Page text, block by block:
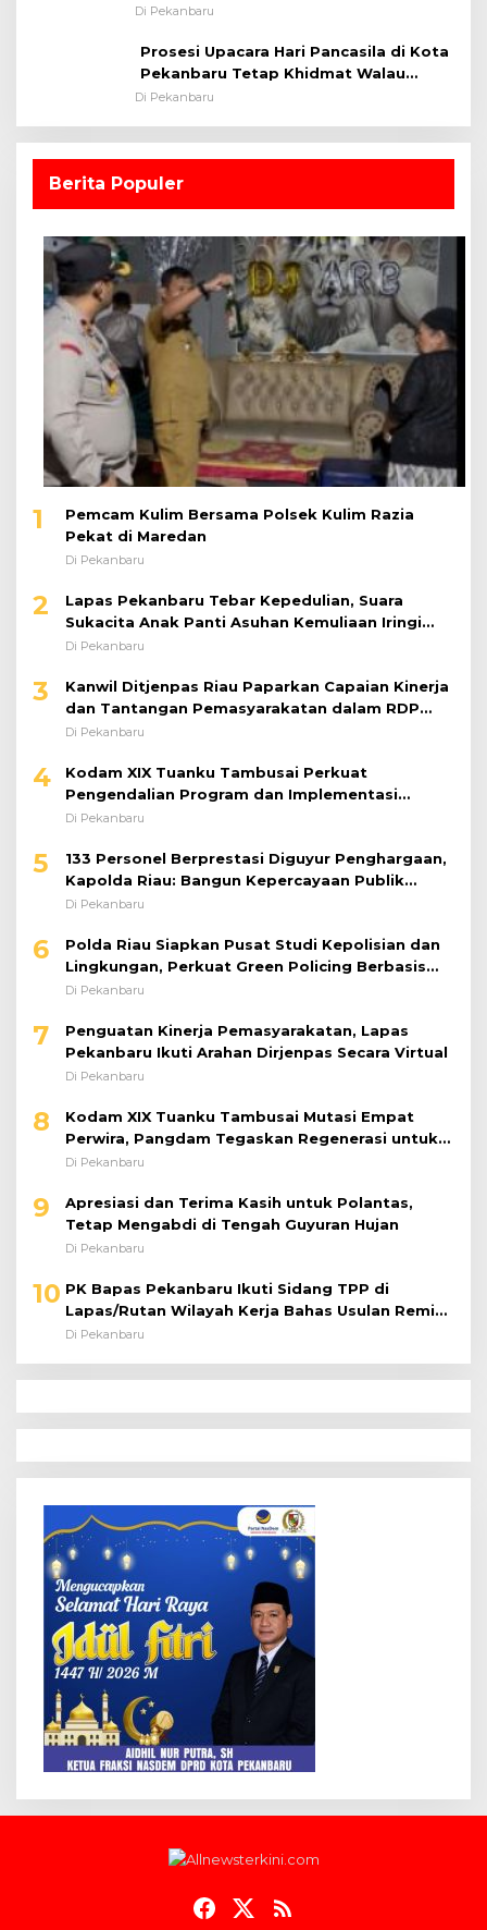
Lapangan Sepakbola
Di Pekanbaru
Prosesi Upacara Hari Pancasila di Kota
Pekanbaru Tetap Khidmat Walau
Dalam Ruangan
Di Pekanbaru
Berita Populer
1
Pemcam Kulim Bersama Polsek Kulim Razia
Pekat di Maredan
Di Pekanbaru
2
Lapas Pekanbaru Tebar Kepedulian, Suara
Sukacita Anak Panti Asuhan Kemuliaan Iringi
Bantuan Sosial
Di Pekanbaru
3
Kanwil Ditjenpas Riau Paparkan Capaian Kinerja
dan Tantangan Pemasyarakatan dalam RDP
Bersama Komisi XIII DPR RI
Di Pekanbaru
4
Kodam XIX Tuanku Tambusai Perkuat
Pengendalian Program dan Implementasi
Doktrin TNI AD
Di Pekanbaru
5
133 Personel Berprestasi Diguyur Penghargaan,
Kapolda Riau: Bangun Kepercayaan Publik
dengan Karya Nyata
Di Pekanbaru
6
Polda Riau Siapkan Pusat Studi Kepolisian dan
Lingkungan, Perkuat Green Policing Berbasis
Riset
Di Pekanbaru
7
Penguatan Kinerja Pemasyarakatan, Lapas
Pekanbaru Ikuti Arahan Dirjenpas Secara Virtual
Di Pekanbaru
8
Kodam XIX Tuanku Tambusai Mutasi Empat
Perwira, Pangdam Tegaskan Regenerasi untuk
Perkuat Kinerja Satuan
Di Pekanbaru
9
Apresiasi dan Terima Kasih untuk Polantas,
Tetap Mengabdi di Tengah Guyuran Hujan
Di Pekanbaru
10 PK Bapas Pekanbaru Ikuti Sidang TPP di
Lapas/Rutan Wilayah Kerja Bahas Usulan Remisi
Umum Jelang Hari Kemerdekaan
Di Pekanbaru